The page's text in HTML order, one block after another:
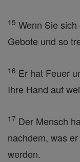
15 Wenn Sie
Gebote und so
16 Er hat Feuer
Ihre Hand auf
17 Der Mensch
nachdem, was
werden.